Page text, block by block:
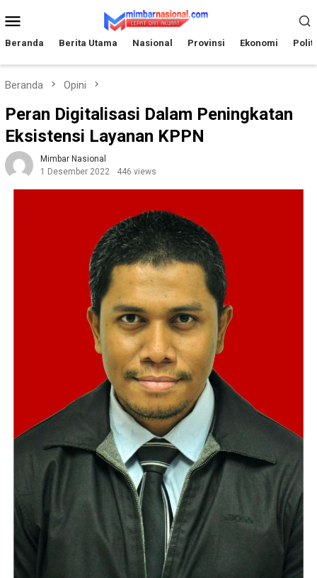
ke
Mobile
Beranda Berita Utama Nasional Provinsi Ekonomi
Beranda Opini
Peran Digitalisasi Dalam Peningkatan
Eksistensi Layanan KPPN
Mimbar Nasional
1 Desember 2022
446 views